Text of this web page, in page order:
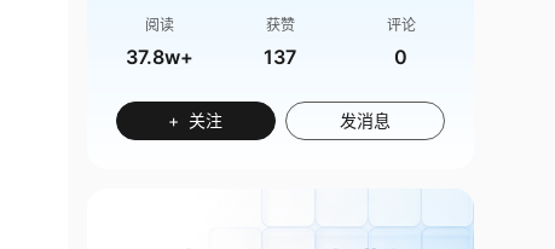
阅读
37.8w+
获赞
137
评论
0
+ 关注 发消息